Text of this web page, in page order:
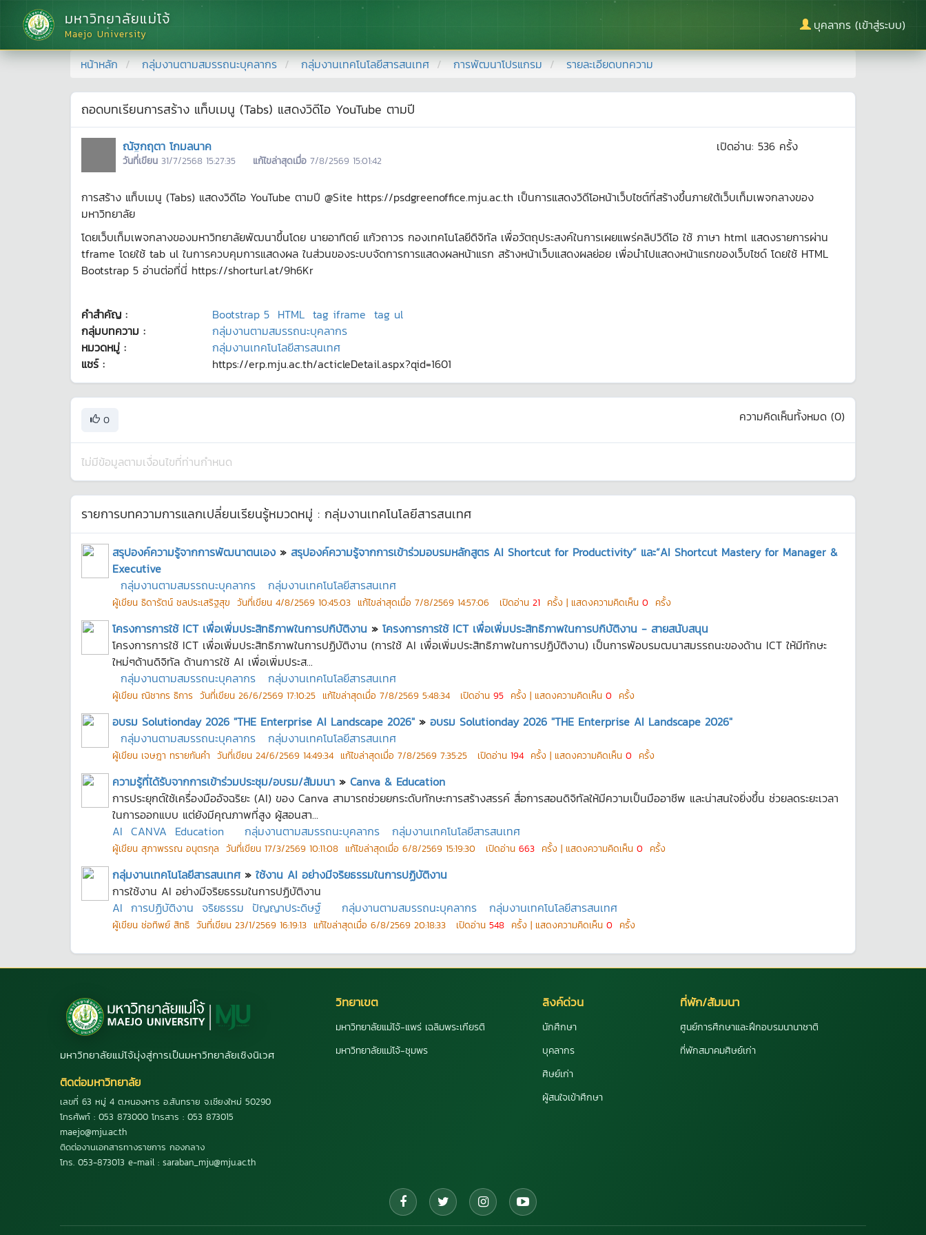
มหาวิทยาลัยแม่โจ้
Maejo University
บุคลากร (เข้าสู่ระบบ)
หน้าหลัก กลุ่มงานตามสมรรถนะบุคลากร กลุ่มงานเทคโนโลยีสารสนเทศ การพัฒนาโปรแกรม รายละเอียดบทความ
ถอดบทเรียนการสร้าง แท็บเมนู (Tabs) แสดงวิดีโอ YouTube ตามปี
ณัฐกฤตา โกมลนาค
วันที่เขียน 31/7/2568 15:27:35 แก้ไขล่าสุดเมื่อ 7/8/2569 15:01:42
เปิดอ่าน: 536 ครั้ง
การสร้าง แท็บเมนู (Tabs) แสดงวิดีโอ YouTube ตามปี @Site https://psdgreenoffice.mju.ac.th เป็นการแสดงวิดีโอหน้าเว็บไซต์ที่สร้างขึ้นภายใต้เว็บเท็มเพจกลางของ
มหาวิทยาลัย
โดยเว็บเท็มเพจกลางของมหาวิทยาลัยพัฒนาขึ้นโดย นายอาทิตย์ แก้วถาวร กองเทคโนโลยีดิจิทัล เพื่อวัตถุประสงค์ในการเผยแพร่คลิปวิดีโอ ใช้ ภาษา html แสดงรายการผ่าน
tframe โดยใช้ tab ul ในการควบคุมการแสดงผล ในส่วนของระบบจัดการการแสดงผลหน้าแรก สร้างหน้าเว็บแสดงผลย่อย เพื่อนำไปแสดงหน้าแรกของเว็บไซด์ โดยใช้ HTML
Bootstrap 5 อ่านต่อที่นี่ https://shorturl.at/9h6Kr
คำสำคัญ : Bootstrap 5 HTML tag iframe tag ul
กลุ่มบทความ :
กลุ่มงานตามสมรรถนะบุคลากร
หมวดหมู่ :
กลุ่มงานเทคโนโลยีสารสนเทศ
แชร์ :
https://erp.mju.ac.th/acticleDetail.aspx?qid=1601
0 ความคิดเห็นทั้งหมด (0)
ไม่มีข้อมูลตามเงื่อนไขที่ท่านกำหนด
รายการบทความการแลกเปลี่ยนเรียนรู้หมวดหมู่ : กลุ่มงานเทคโนโลยีสารสนเทศ
สรุปองค์ความรู้จากการพัฒนาตนเอง » สรุปองค์ความรู้จากการเข้าร่วมอบรมหลักสูตร AI Shortcut for Productivity” และ“AI Shortcut Mastery for Manager &
Executive
กลุ่มงานตามสมรรถนะบุคลากร
กลุ่มงานเทคโนโลยีสารสนเทศ
ผู้เขียน ธิดารัตน์ ชลประเสริฐสุข วันที่เขียน 4/8/2569 10:45:03 แก้ไขล่าสุดเมื่อ 7/8/2569 14:57:06 เปิดอ่าน 21 ครั้ง | แสดงความคิดเห็น 0 ครั้ง
โครงการการใช้ ICT เพื่อเพิ่มประสิทธิภาพในการปกิบัติงาน » โครงการการใช้ ICT เพื่อเพิ่มประสิทธิภาพในการปกิบัติงาน - สายสนับสนุน
โครงการการใช้ ICT เพื่อเพิ่มประสิทธิภาพในการปฏิบัติงาน (การใช้ AI เพื่อเพิ่มประสิทธิภาพในการปฏิบัติงาน) เป็นการพัอบรมฒนาสมรรถนะของด้าน ICT ให้มีทักษะ
ใหม่ๆด้านดิจิทัล ด้านการใช้ AI เพื่อเพิ่มประส...
กลุ่มงานตามสมรรถนะบุคลากร
กลุ่มงานเทคโนโลยีสารสนเทศ
ผู้เขียน ณิชากร ธิการ วันที่เขียน 26/6/2569 17:10:25 แก้ไขล่าสุดเมื่อ 7/8/2569 5:48:34 เปิดอ่าน 95 ครั้ง | แสดงความคิดเห็น 0 ครั้ง
อบรม Solutionday 2026 "THE Enterprise AI Landscape 2026" » อบรม Solutionday 2026 "THE Enterprise AI Landscape 2026"
กลุ่มงานตามสมรรถนะบุคลากร
กลุ่มงานเทคโนโลยีสารสนเทศ
ผู้เขียน เจษฎา ทรายกันคำ วันที่เขียน 24/6/2569 14:49:34 แก้ไขล่าสุดเมื่อ 7/8/2569 7:35:25 เปิดอ่าน 194 ครั้ง | แสดงความคิดเห็น 0 ครั้ง
ความรู้ที่ได้รับจากการเข้าร่วมประชุม/อบรม/สัมมนา » Canva & Education
การประยุกต์ใช้เครื่องมืออัจฉริยะ (AI) ของ Canva สามารถช่วยยกระดับทักษะการสร้างสรรค์ สื่อการสอนดิจิทัลให้มีความเป็นมืออาชีพ และน่าสนใจยิ่งขึ้น ช่วยลดระยะเวลา
ในการออกแบบ แต่ยังมีคุณภาพที่สูง ผู้สอนสา...
AI CANVA Education กลุ่มงานตามสมรรถนะบุคลากร กลุ่มงานเทคโนโลยีสารสนเทศ
ผู้เขียน สุภาพรรณ อนุตรกุล วันที่เขียน 17/3/2569 10:11:08 แก้ไขล่าสุดเมื่อ 6/8/2569 15:19:30 เปิดอ่าน 663 ครั้ง | แสดงความคิดเห็น 0 ครั้ง
กลุ่มงานเทคโนโลยีสารสนเทศ » ใช้งาน AI อย่างมีจริยธรรมในการปฏิบัติงาน
การใช้งาน AI อย่างมีจริยธรรมในการปฏิบัติงาน
AI การปฏิบัติงาน จริยธรรม ปัญญาประดิษฐ์ กลุ่มงานตามสมรรถนะบุคลากร กลุ่มงานเทคโนโลยีสารสนเทศ
ผู้เขียน ช่อทิพย์ สิทธิ วันที่เขียน 23/1/2569 16:19:13 แก้ไขล่าสุดเมื่อ 6/8/2569 20:18:33 เปิดอ่าน 548 ครั้ง | แสดงความคิดเห็น 0 ครั้ง
มหาวิทยาลัยแม่โจ้มุ่งสู่การเป็นมหาวิทยาลัยเชิงนิเวศ
ติดต่อมหาวิทยาลัย
เลขที่ 63 หมู่ 4 ต.หนองหาร อ.สันทราย จ.เชียงใหม่ 50290
โทรศัพท์ : 053 873000 โทรสาร : 053 873015
maejo@mju.ac.th
ติดต่องานเอกสารทางราชการ กองกลาง
โทร. 053-873013 e-mail : saraban_mju@mju.ac.th
วิทยาเขต
มหาวิทยาลัยแม่โจ้-แพร่ เฉลิมพระเกียรติ
มหาวิทยาลัยแม่โจ้-ชุมพร
ลิงค์ด่วน
นักศึกษา
บุคลากร
ศิษย์เก่า
ผู้สนใจเข้าศึกษา
ที่พัก/สัมมนา
ศูนย์การศึกษาและฝึกอบรมนานาชาติ
ที่พักสมาคมศิษย์เก่า